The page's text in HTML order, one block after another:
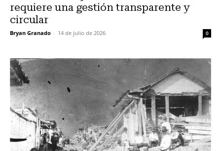
requiere una gestión transparente y
circular
Bryan Granado - 14 de julio de 2026 0